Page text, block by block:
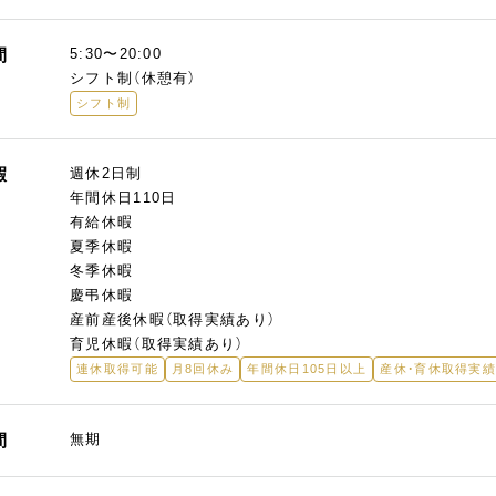
5:30〜20:00
シフト制（休憩有）
シフト制
週休2日制
年間休日110日
有給休暇
夏季休暇
冬季休暇
慶弔休暇
産前産後休暇（取得実績あり）
育児休暇（取得実績あり）
連休取得可能 月8回休み 年間休日105日以上 産休・育休取得実
無期